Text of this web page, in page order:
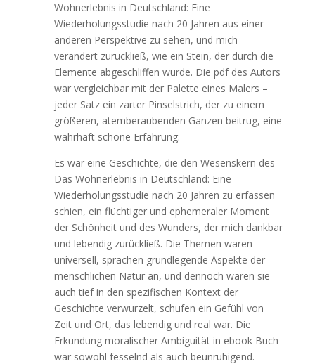
Wohnerlebnis in Deutschland: Eine
Wiederholungsstudie nach 20 Jahren aus einer
anderen Perspektive zu sehen, und mich
verändert zurückließ, wie ein Stein, der durch die
Elemente abgeschliffen wurde. Die pdf des Autors
war vergleichbar mit der Palette eines Malers –
jeder Satz ein zarter Pinselstrich, der zu einem
größeren, atemberaubenden Ganzen beitrug, eine
wahrhaft schöne Erfahrung.
Es war eine Geschichte, die den Wesenskern des
Das Wohnerlebnis in Deutschland: Eine
Wiederholungsstudie nach 20 Jahren zu erfassen
schien, ein flüchtiger und ephemeraler Moment
der Schönheit und des Wunders, der mich dankbar
und lebendig zurückließ. Die Themen waren
universell, sprachen grundlegende Aspekte der
menschlichen Natur an, und dennoch waren sie
auch tief in den spezifischen Kontext der
Geschichte verwurzelt, schufen ein Gefühl von
Zeit und Ort, das lebendig und real war. Die
Erkundung moralischer Ambiguität in ebook Buch
war sowohl fesselnd als auch beunruhigend.